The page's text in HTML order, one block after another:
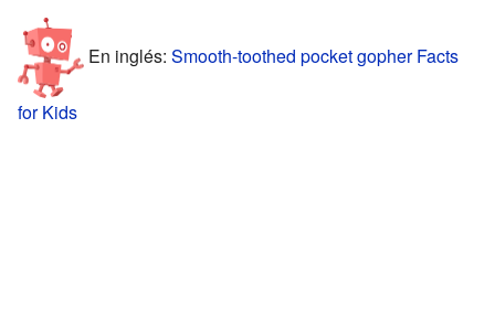
En inglés: Smooth-toothed pocket gopher Facts
for Kids